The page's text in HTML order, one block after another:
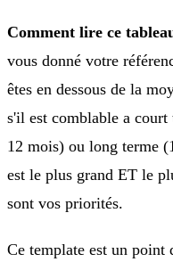
Comment lire ce
vous donné votre
êtes en dessous de la
s'il est comblable a
12 mois) ou long terme
est le plus grand ET le
sont vos priorités.
Ce template est un point